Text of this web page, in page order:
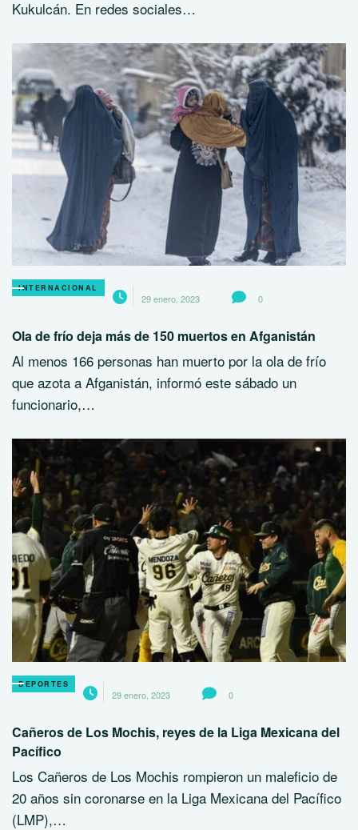
Kukulcán. En redes sociales…
INTERNACIONAL
29 enero, 2023 0
Ola de frío deja más de 150 muertos en Afganistán
Al menos 166 personas han muerto por la ola de frío
que azota a Afganistán, informó este sábado un
funcionario,…
DEPORTES
29 enero, 2023 0
Cañeros de Los Mochis, reyes de la Liga Mexicana del
Pacífico
Los Cañeros de Los Mochis rompieron un maleficio de
20 años sin coronarse en la Liga Mexicana del Pacífico
(LMP),…